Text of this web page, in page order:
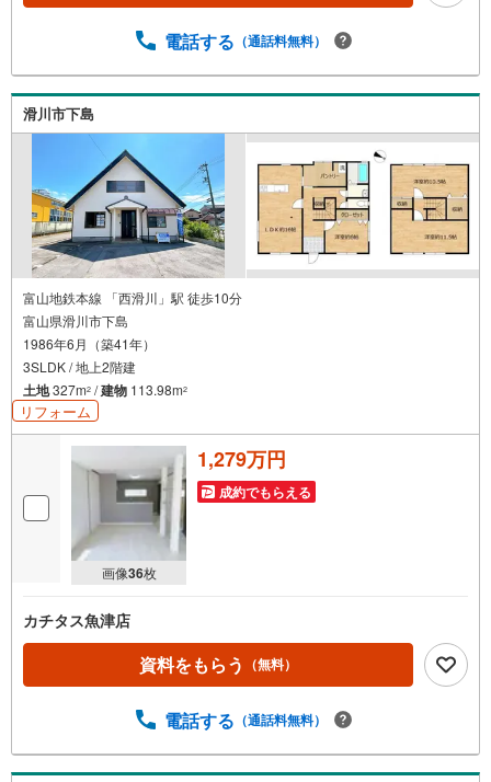
電話する （通話料無料）
滑川市下島
富山地鉄本線 「西滑川」駅 徒歩10分
富山県滑川市下島
1986年6月（築41年）
3SLDK / 地上2階建
土地327m2 /建物 113.98m2
リフォーム
画像36枚
1,279万円
成約でもらえる
カチタス魚津店
資料をもらう （無料）
電話する （通話料無料）